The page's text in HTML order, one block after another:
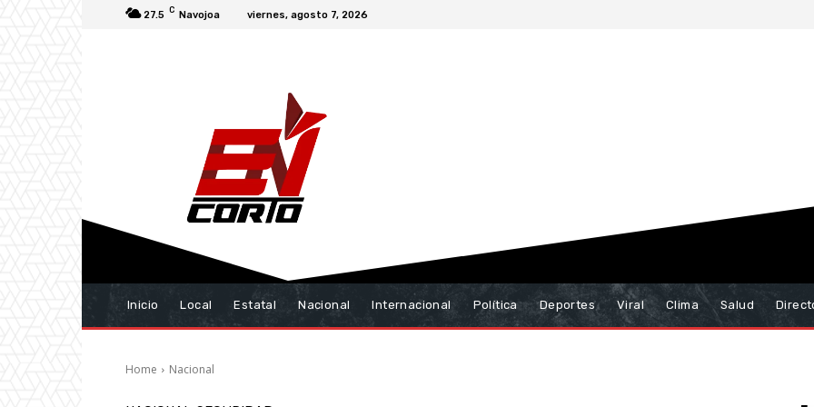
27.5 C Navojoa viernes, agosto 7, 2026
Inicio Local Estatal Nacional Internacional Política Deportes Viral Clima Salud
Home Nacional